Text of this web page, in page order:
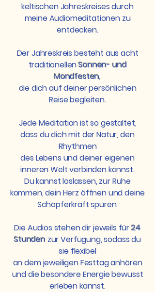
keltischen Jahreskreises durch
meine Audiomeditationen zu
entdecken.
Der Jahreskreis besteht aus acht
traditionellenSonnen- und
Mondfesten,
die dich auf deiner persönlichen
Reise begleiten.
Jede Meditation ist so gestaltet,
dass du dich mit der Natur, den
Rhythmen
des Lebens und deiner eigenen
inneren Welt verbinden kannst.
Du kannst loslassen, zur Ruhe
kommen, dein Herz öffnen und deine
Schöpferkraft spüren.
Die Audios stehen dir jeweils für24
Stunden zur Verfügung, sodass du
sie flexibel
an dem jeweiligen Festtag anhören
und die besondere Energie bewusst
erleben kannst.